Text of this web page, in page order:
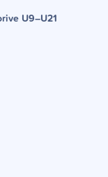
U9–U21